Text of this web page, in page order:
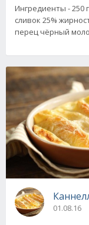
Ингредиенты - 250
сливок 25%
перец чёрный
01.08.16